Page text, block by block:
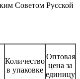
Советом Русской
Количество
в упаковке
Оптовая
цена за
единицу